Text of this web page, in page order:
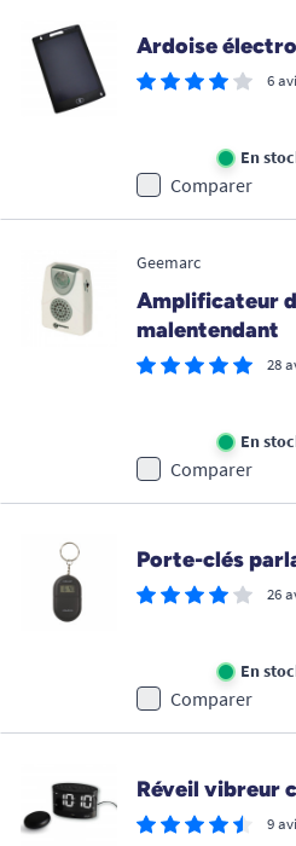
Ardoise
6
En
Comparer
Geemarc
Amplificateur
malentendant
28
En
Comparer
Porte-clés
26
En
Comparer
Réveil vibreur
9